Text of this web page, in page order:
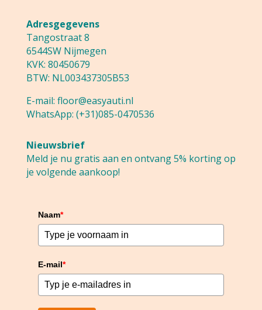
Adresgegevens
Tangostraat 8
6544SW Nijmegen
KVK: 80450679
BTW: NL003437305B53
E-mail: floor@easyauti.nl
WhatsApp: (+31)085-0470536
Nieuwsbrief
Meld je nu gratis aan en ontvang 5% korting op
je volgende aankoop!
Naam*
E-mail*